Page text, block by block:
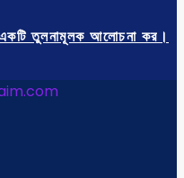
একটি তুলনামূলক আলোচনা কর।